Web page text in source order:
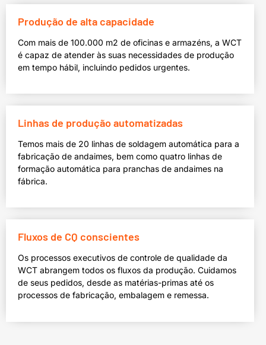
Produção de alta capacidade
Com mais de 100.000 m2 de oficinas e armazéns, a WCT
é capaz de atender às suas necessidades de produção
em tempo hábil, incluindo pedidos urgentes.
Linhas de produção automatizadas
Temos mais de 20 linhas de soldagem automática para a
fabricação de andaimes, bem como quatro linhas de
formação automática para pranchas de andaimes na
fábrica.
Fluxos de CQ conscientes
Os processos executivos de controle de qualidade da
WCT abrangem todos os fluxos da produção. Cuidamos
de seus pedidos, desde as matérias-primas até os
processos de fabricação, embalagem e remessa.